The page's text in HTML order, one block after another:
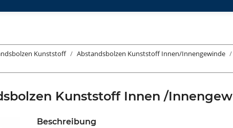
Kunststoff Abstandsbolzen Kunststoff Innen/Innengewinde
Kunststoff Innen /
Beschreibung